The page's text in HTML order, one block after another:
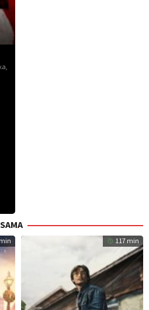
117 min